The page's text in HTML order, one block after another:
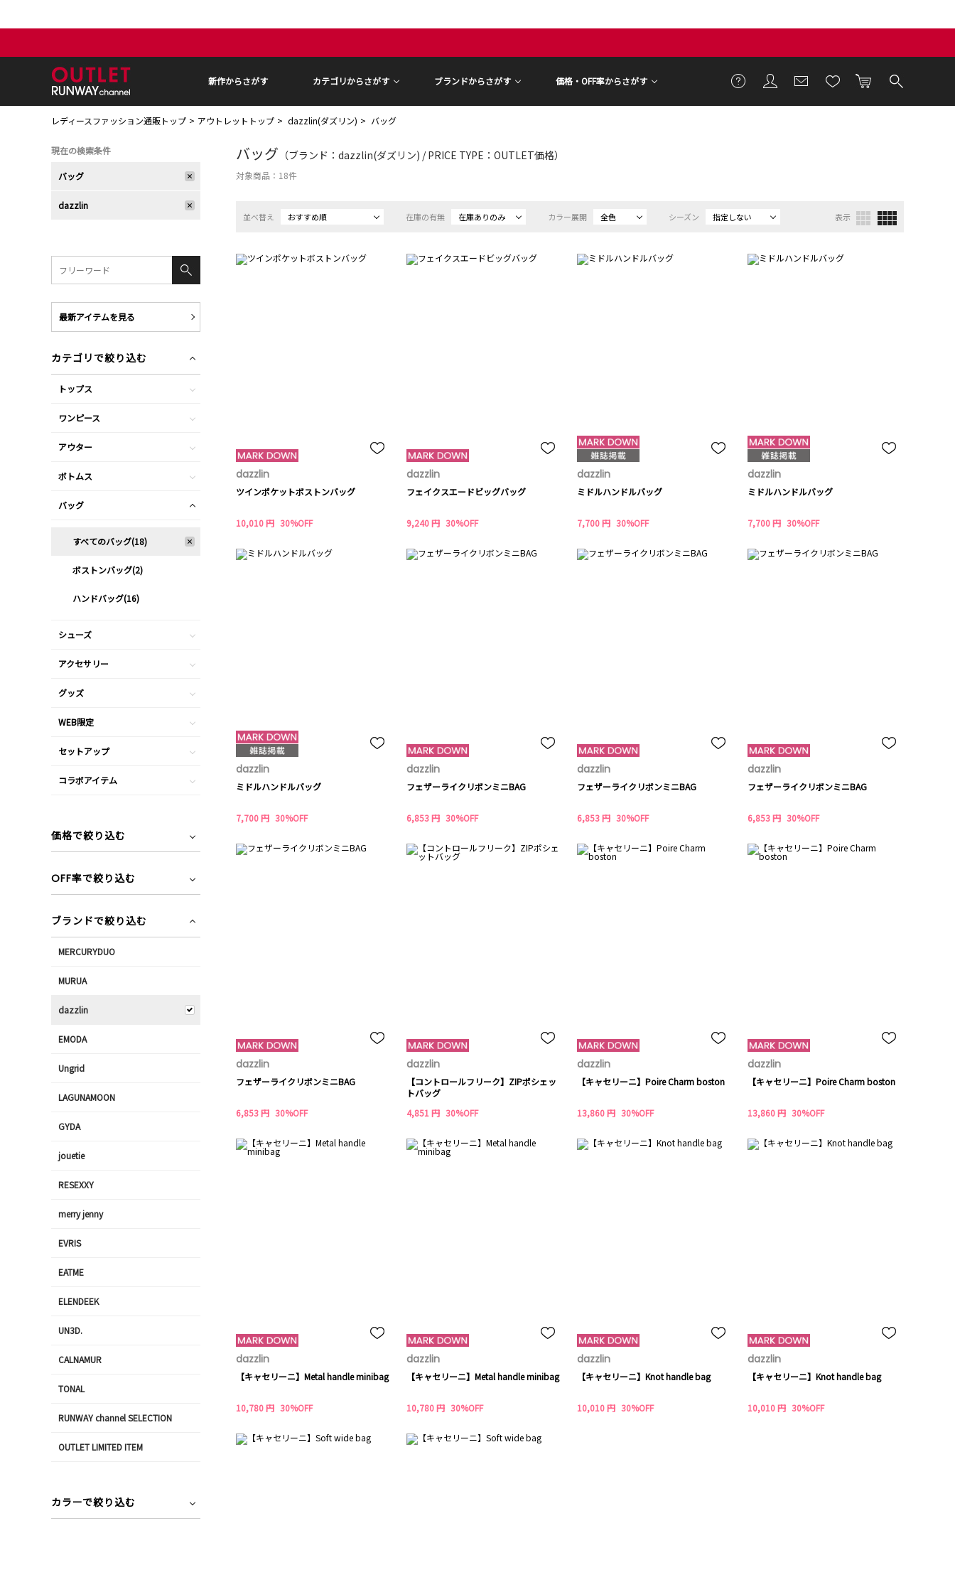
新作からさがす カテゴリからさがす ブランドからさがす 価格・OFF率からさがす
レディースファッション通販トップ アウトレットトップ dazzlin(ダズリン) バッグ
バッグ （ブランド：dazzlin(ダズリン) / PRICE TYPE：OUTLET価格）
対象商品： 18件
並べ替え おすすめ順 在庫の有無 在庫ありのみ カラー展開 全色 シーズン 指定しない 表示
dazzlin
ツインポケットボストンバッグ
10,010 円 30%OFF
dazzlin
フェイクスエードビッグバッグ
9,240 円 30%OFF
dazzlin
ミドルハンドルバッグ
7,700 円 30%OFF
dazzlin
ミドルハンドルバッグ
7,700 円 30%OFF
dazzlin
ミドルハンドルバッグ
7,700 円 30%OFF
dazzlin
フェザーライクリボンミニBAG
6,853 円 30%OFF
dazzlin
フェザーライクリボンミニBAG
6,853 円 30%OFF
dazzlin
フェザーライクリボンミニBAG
6,853 円 30%OFF
dazzlin
フェザーライクリボンミニBAG
6,853 円 30%OFF
dazzlin
【コントロールフリーク】ZIPポシェッ
トバッグ
4,851 円 30%OFF
dazzlin
【キャセリーニ】Poire Charm boston
13,860 円 30%OFF
dazzlin
【キャセリーニ】Poire Charm boston
13,860 円 30%OFF
dazzlin
【キャセリーニ】Metal handle minibag
10,780 円 30%OFF
dazzlin
【キャセリーニ】Metal handle minibag
10,780 円 30%OFF
dazzlin
【キャセリーニ】Knot handle bag
10,010 円 30%OFF
dazzlin
【キャセリーニ】Knot handle bag
10,010 円 30%OFF
現在の検索条件
バッグ
dazzlin
最新アイテムを見る
カテゴリで絞り込む
トップス
ワンピース
アウター
ボトムス
バッグ
すべてのバッグ(18)
ボストンバッグ(2)
ハンドバッグ(16)
シューズ
アクセサリー
グッズ
WEB限定
セットアップ
コラボアイテム
価格で絞り込む
OFF率で絞り込む
ブランドで絞り込む
MERCURYDUO
MURUA
dazzlin
EMODA
Ungrid
LAGUNAMOON
GYDA
jouetie
RESEXXY
merry jenny
EVRIS
EATME
ELENDEEK
UN3D.
CALNAMUR
TONAL
RUNWAY channel SELECTION
OUTLET LIMITED ITEM
カラーで絞り込む